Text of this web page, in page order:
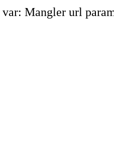
Mangler url